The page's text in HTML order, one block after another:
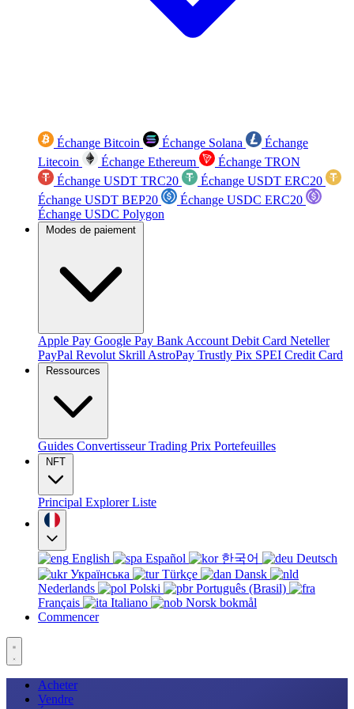
Échange Bitcoin Échange Solana
Échange
Litecoin
Échange Ethereum
Échange TRON
Échange USDT TRC20
Échange USDT ERC20
Échange USDT BEP20
Échange USDC ERC20
Échange USDC Polygon
Modes de paiement
Apple Pay Google Pay Bank Account Debit Card Neteller
PayPal Revolut Skrill AstroPay Trustly Pix SPEI Credit Card
Ressources
Guides ConvertisseurTrading Prix Portefeuilles
NFT
Principal ExplorerListe
English Español 한국어
Deutsch
Українська
Türkçe
Dansk
Nederlands
Polski
Português (Brasil)
Français
Italiano
Norsk bokmål
Commencer
Acheter
Vendre